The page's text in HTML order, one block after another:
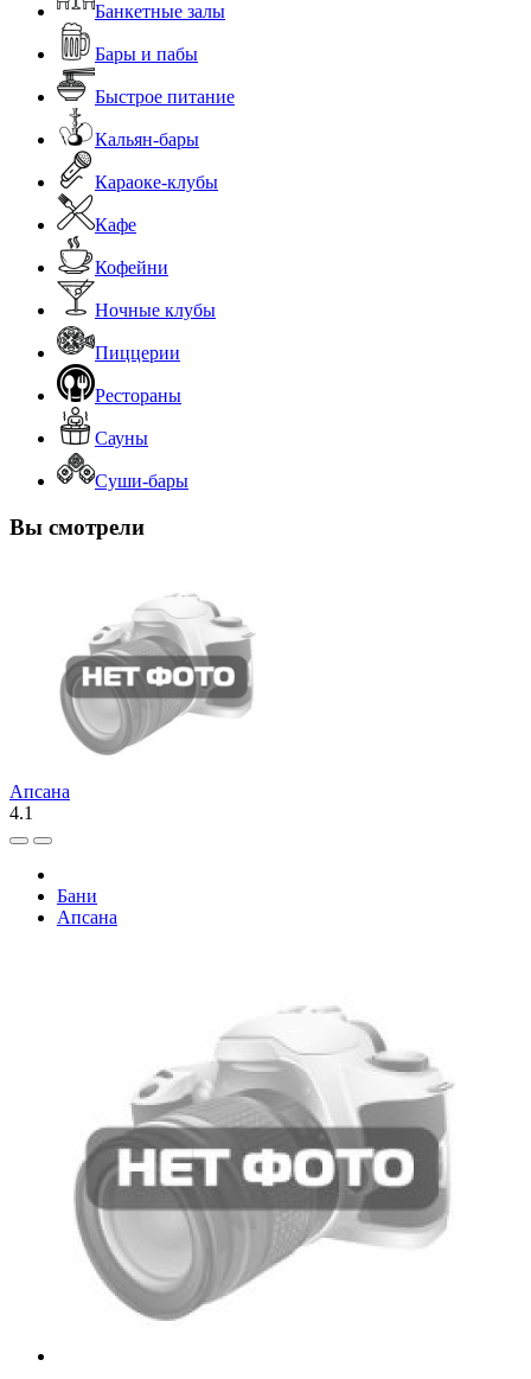
Банкетные залы
Бары и пабы
Быстрое питание
Кальян-бары
Караоке-клубы
Кафе
Кофейни
Ночные клубы
Пиццерии
Рестораны
Сауны
Суши-бары
Вы смотрели
Апсана
4.1
Бани
Апсана